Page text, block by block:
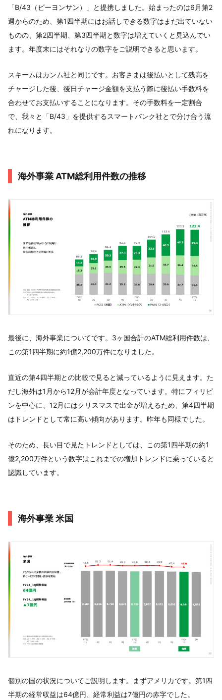
「B/43（ビーヨンサン）」と提携しました。始まったのは6月第2
週からのため、第1四半期にはお話しできる数字はまだ出ていない
ものの、第2四半期、第3四半期と数字は増えていくと見込んでい
ます。年度末にはそれなりの数字をご説明できると思います。
スキームはカンム社と同じです。お客さまは後払いとして残高を
チャージした後、後日チャージ金額を支払う際に後払い手数料を
合わせてお支払いすることになります。その手数料を一定割合
で、我々と「B/43」を提供するスマートバンク社とで分け合う流
れになります。
海外事業 ATM総利用件数の推移
最後に、海外事業についてです。3ヶ国合計のATM総利用件数は、
この第1四半期に約1億2,200万件になりました。
直近の第4四半期との比較で見ると減っているように見えます。た
だし海外は1月から12月が会計年度となっています。特にフィリピ
ンを中心に、12月にはクリスマスで出金が増えるため、第4四半期
はトレンドとして常に高い傾向があります。昨年も同様でした。
そのため、長い目で見たトレンドとしては、この第1四半期の約1
億2,200万件という数字はこれまでの増加トレンドに乗っていると
認識しています。
海外事業 米国
個別の国の状況についてご説明します。まずアメリカです。第1四
半期の経常収益は64億円、経常利益は7億円の赤字でした。